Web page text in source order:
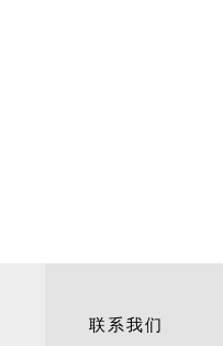
联系我们